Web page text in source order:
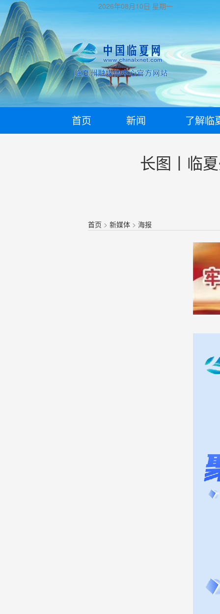
2026年08月10日 星期一
首页 新闻 了解临
长图丨临
首页 >新媒体 >海报